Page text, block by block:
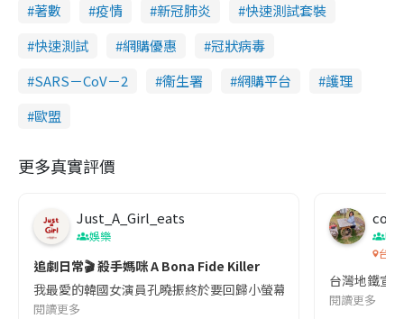
著數 疫情 新冠肺炎
快速測試套裝
快速測試
網購優惠
冠狀病毒
SARS－CoV－2
衞生署 網購平台
護理
歐盟
更多真實評價
Just_A_Girl_eats
娛樂
追劇日常🎬 殺手媽咪 A Bona Fide Killer
我最愛的韓國女演員孔曉振終於要回歸小螢幕啦!這次的劇本改編
閱讀更多
co
吹
台灣
台灣地鐵宣
閱讀更多